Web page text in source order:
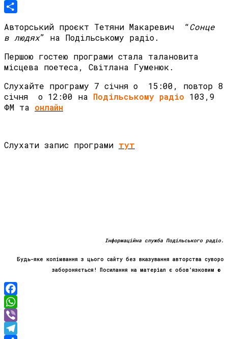
Telegram
Авторський проєкт Тетяни Макаревич “Сонце
в людях” на Подільському радіо.
Першою гостею програми стала талановита
місцева поетеса, Світлана Гуменюк.
Слухайте програму 7 січня о 15:00, повтор 8
січня о 12:00 на Подільському радіо 103,9
ФМ та онлайн
Слухати запис програми тут
Інформаційна служба Подільського радіо.
Будь-яке копіювання з цього сайту без вказування авторства суворо
забороняється! Посилання на матеріал є обов’язковим ©
Facebook
WhatsApp
Viber